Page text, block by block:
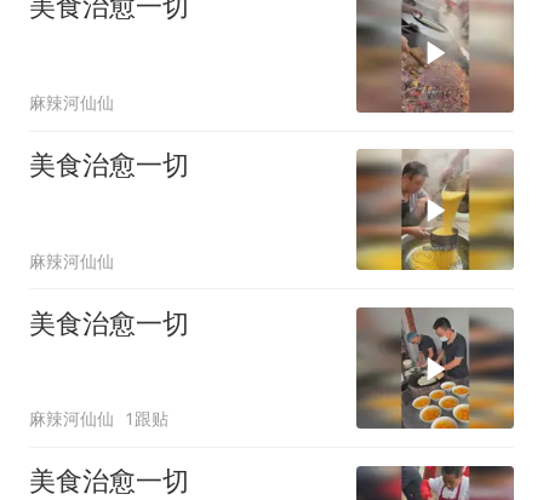
麻辣河仙仙
美食治愈一切
麻辣河仙仙
美食治愈一切
麻辣河仙仙 1跟贴
美食治愈一切